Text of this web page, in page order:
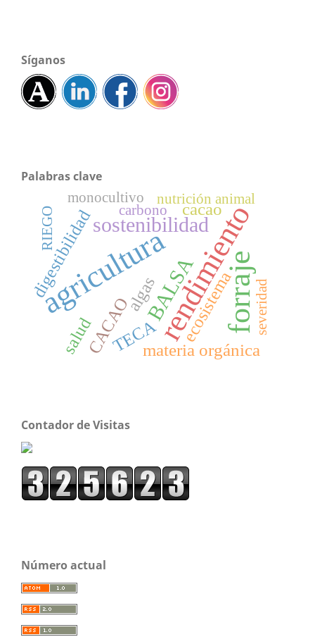
Síganos
Palabras clave
agriculturarendimiento
forraje
sostenibilidad
BALSA
algas
digestibilidad
ecosistema
CACAO materia orgánica
TECA
cacao
salud
RIEGO
monocultivo
severidad
nutrición animal
carbono
Contador de Visitas
Número actual